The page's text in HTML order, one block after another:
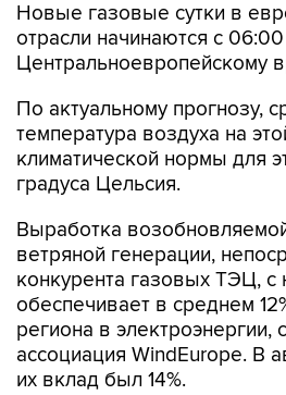
Новые газовые сутки в
отрасли начинаются c
Центральноевропейскому
По актуальному прогнозу,
температура воздуха на
климатической нормы для
градуса Цельсия.
Выработка
ветряной генерации,
конкурента газовых ТЭЦ, с
обеспечивает в среднем
региона в электроэнергии,
ассоциация WindEurope. В
их вклад был 14%.